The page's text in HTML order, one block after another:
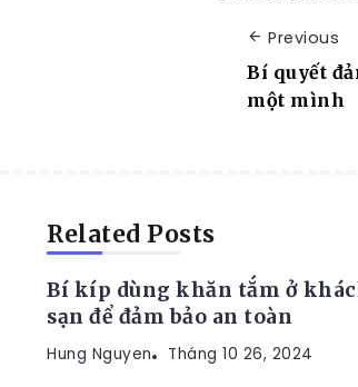
Previous
Bí quyết
một mình
Related Posts
Bí kíp dùng khăn tắm ở
sạn để đảm bảo an toàn
Hung Nguyen Tháng 10 26, 2024